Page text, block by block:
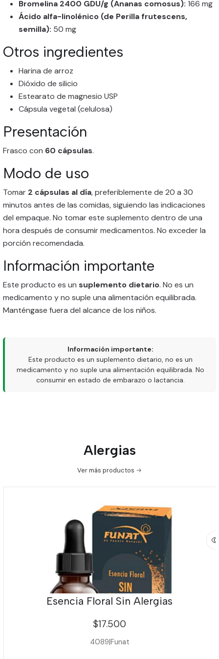
Bromelina 2400 GDU/g (Ananas comosus): 166 mg
Ácido alfa-linolénico (de Perilla frutescens,
semilla): 50 mg
Otros ingredientes
Harina de arroz
Dióxido de silicio
Estearato de magnesio USP
Cápsula vegetal (celulosa)
Presentación
Frasco con 60 cápsulas.
Modo de uso
Tomar 2 cápsulas al día, preferiblemente de 20 a 30
minutos antes de las comidas, siguiendo las indicaciones
del empaque. No tomar este suplemento dentro de una
hora después de consumir medicamentos. No exceder la
porción recomendada.
Información importante
Este producto es un suplemento dietario. No es un
medicamento y no suple una alimentación equilibrada.
Manténgase fuera del alcance de los niños.
Información importante:
Este producto es un suplemento dietario, no es un
medicamento y no suple una alimentación equilibrada. No
consumir en estado de embarazo o lactancia.
Alergias
Ver más productos
Esencia Floral Sin Alergias
$17.500
4089|Funat